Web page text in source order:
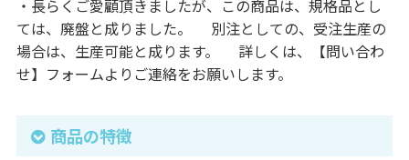
・長らくご愛顧頂きましたが、この商品は、規格品とし
ては、廃盤と成りました。 別注としての、受注生産の
場合は、生産可能と成ります。 詳しくは、【問い合わ
せ】フォームよりご連絡をお願いします。
商品の特徴